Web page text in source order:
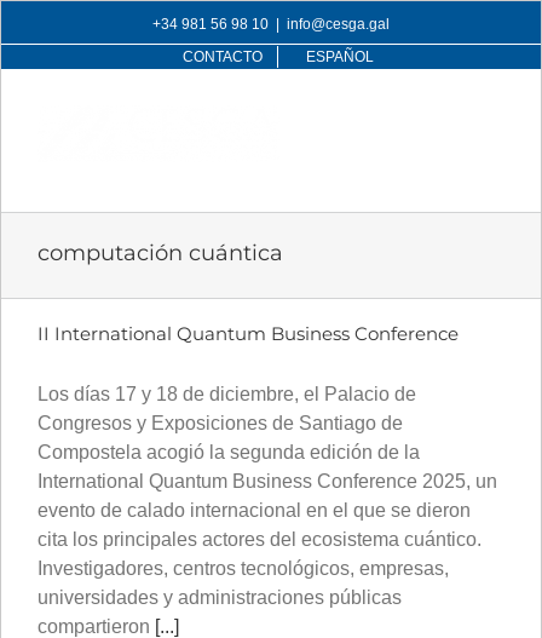
to
content
+34 981 56 98 10
info@cesga.gal
CONTACTO
ESPAÑOL
computación cuántica
II International Quantum Business Conference
Los días 17 y 18 de diciembre, el Palacio de
Congresos y Exposiciones de Santiago de
Compostela acogió la segunda edición de la
International Quantum Business Conference 2025, un
evento de calado internacional en el que se dieron
cita los principales actores del ecosistema cuántico.
Investigadores, centros tecnológicos, empresas,
universidades y administraciones públicas
compartieron [...]